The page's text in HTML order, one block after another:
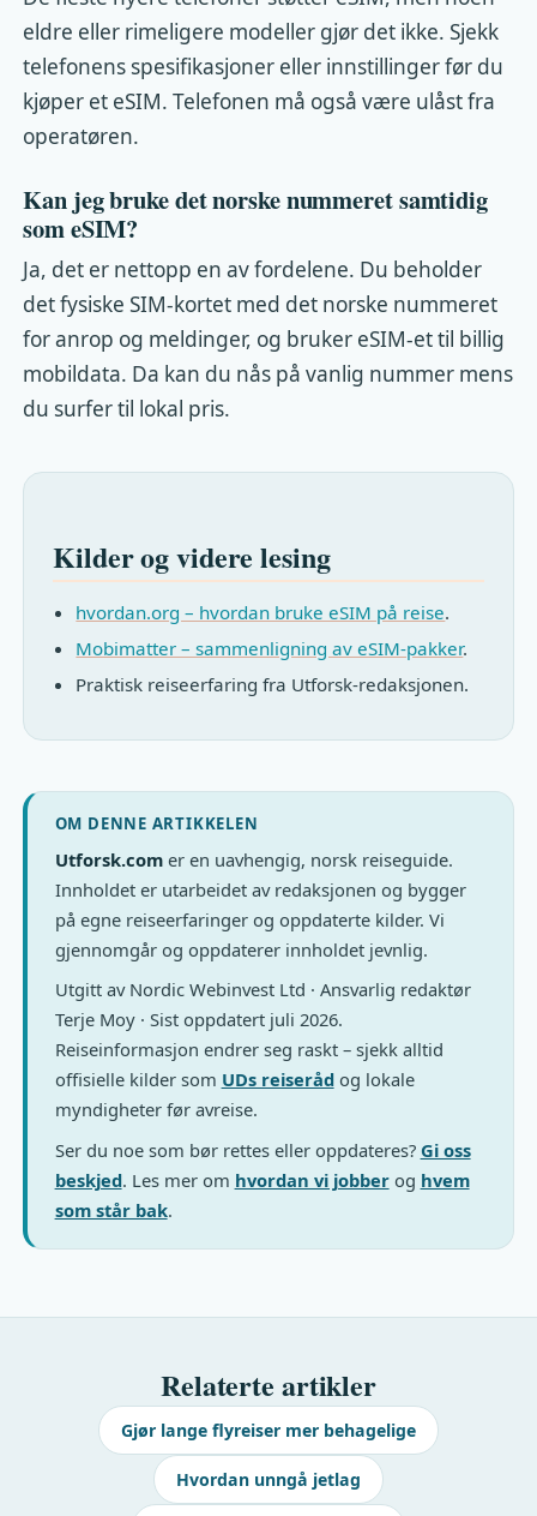
eldre eller rimeligere modeller gjør det ikke. Sjekk
telefonens spesifikasjoner eller innstillinger før du
kjøper et eSIM. Telefonen må også være ulåst fra
operatøren.
Kan jeg bruke det norske nummeret samtidig
som eSIM?
Ja, det er nettopp en av fordelene. Du beholder
det fysiske SIM-kortet med det norske nummeret
for anrop og meldinger, og bruker eSIM-et til billig
mobildata. Da kan du nås på vanlig nummer mens
du surfer til lokal pris.
Kilder og videre lesing
hvordan.org – hvordan bruke eSIM på reise.
Mobimatter – sammenligning av eSIM-pakker.
Praktisk reiseerfaring fra Utforsk-redaksjonen.
OM DENNE ARTIKKELEN
Utforsk.comer en uavhengig, norsk reiseguide.
Innholdet er utarbeidet av redaksjonen og bygger
på egne reiseerfaringer og oppdaterte kilder. Vi
gjennomgår og oppdaterer innholdet jevnlig.
Utgitt av Nordic Webinvest Ltd · Ansvarlig redaktør
Terje Moy · Sist oppdatert juli 2026.
Reiseinformasjon endrer seg raskt – sjekk alltid
offisielle kilder som UDs reiserådog lokale
myndigheter før avreise.
Ser du noe som bør rettes eller oppdateres? Gi oss
beskjed. Les mer om hvordan vi jobberog hvem
som står bak.
Relaterte artikler
Gjør lange flyreiser mer behagelige
Hvordan unngå jetlag